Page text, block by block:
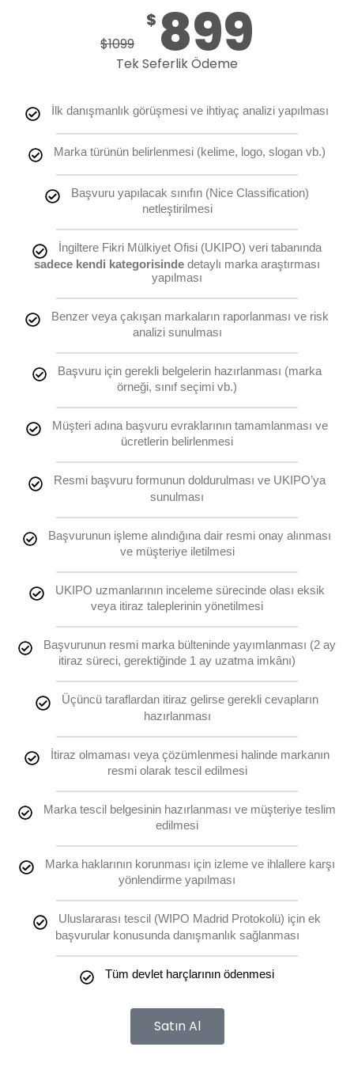
$1099
$ 899
Tek Seferlik Ödeme
İlk danışmanlık görüşmesi ve ihtiyaç analizi yapılması
Marka türünün belirlenmesi (kelime, logo, slogan vb.)
Başvuru yapılacak sınıfın (Nice Classification)
netleştirilmesi
İngiltere Fikri Mülkiyet Ofisi (UKIPO) veri tabanında
sadece kendi kategorisinde detaylı marka araştırması
yapılması
Benzer veya çakışan markaların raporlanması ve risk
analizi sunulması
Başvuru için gerekli belgelerin hazırlanması (marka
örneği, sınıf seçimi vb.)
Müşteri adına başvuru evraklarının tamamlanması ve
ücretlerin belirlenmesi
Resmi başvuru formunun doldurulması ve UKIPO’ya
sunulması
Başvurunun işleme alındığına dair resmi onay alınması
ve müşteriye iletilmesi
UKIPO uzmanlarının inceleme sürecinde olası eksik
veya itiraz taleplerinin yönetilmesi
Başvurunun resmi marka bülteninde yayımlanması (2 ay
itiraz süreci, gerektiğinde 1 ay uzatma imkânı)
Üçüncü taraflardan itiraz gelirse gerekli cevapların
hazırlanması
İtiraz olmaması veya çözümlenmesi halinde markanın
resmi olarak tescil edilmesi
Marka tescil belgesinin hazırlanması ve müşteriye teslim
edilmesi
Marka haklarının korunması için izleme ve ihlallere karşı
yönlendirme yapılması
Uluslararası tescil (WIPO Madrid Protokolü) için ek
başvurular konusunda danışmanlık sağlanması
Tüm devlet harçlarının ödenmesi
Satın Al